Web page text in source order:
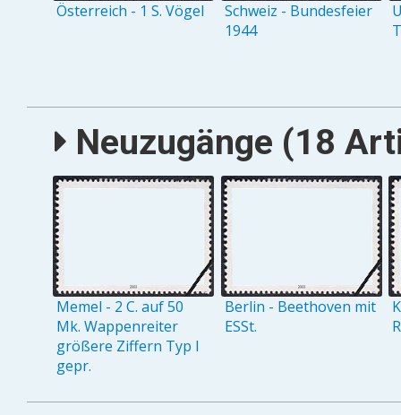
Österreich - 1 S. Vögel
Schweiz - Bundesfeier
1944
Neuzugänge (18
Memel - 2 C. auf 50
Mk. Wappenreiter
größere Ziffern Typ I
gepr.
Berlin - Beethoven mit
ESSt.